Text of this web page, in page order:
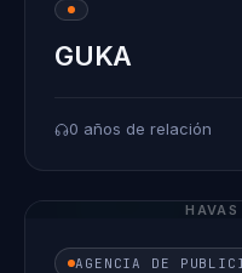
GUKA
0 años de relación
HAVAS
AGENCIA DE